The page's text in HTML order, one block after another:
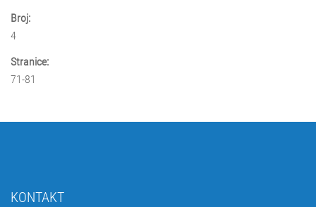
Broj:
4
Stranice:
71-81
KONTAKT